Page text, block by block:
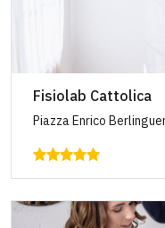
Fisiolab Cattolica
Piazza Enrico